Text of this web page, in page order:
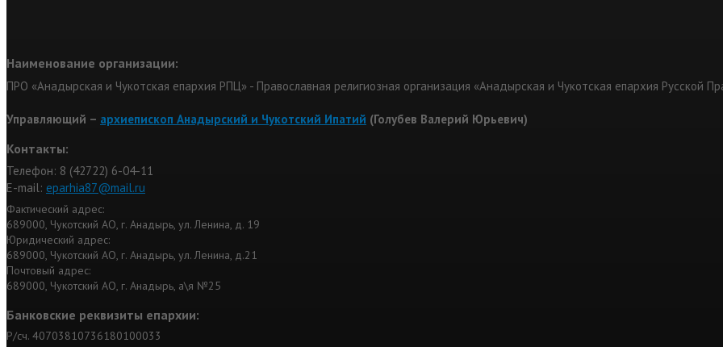
Наименование организации:
ПРО «Анадырская и Чукотская епархия РПЦ» - Православная религиозная организация «Анадырская и Чукотская епархия Русской
Управляющий – архиепископ Анадырский и Чукотский Ипатий (Голубев Валерий Юрьевич)
Контакты:
Телефон: 8 (42722) 6-04-11
Е-mail: eparhia87@mail.ru
Фактический адрес:
689000, Чукотский АО, г. Анадырь, ул. Ленина, д. 19
Юридический адрес:
689000, Чукотский АО, г. Анадырь, ул. Ленина, д.21
Почтовый адрес:
689000, Чукотский АО, г. Анадырь, а\я №25
Банковские реквизиты епархии:
Р/сч. 40703810736180100033